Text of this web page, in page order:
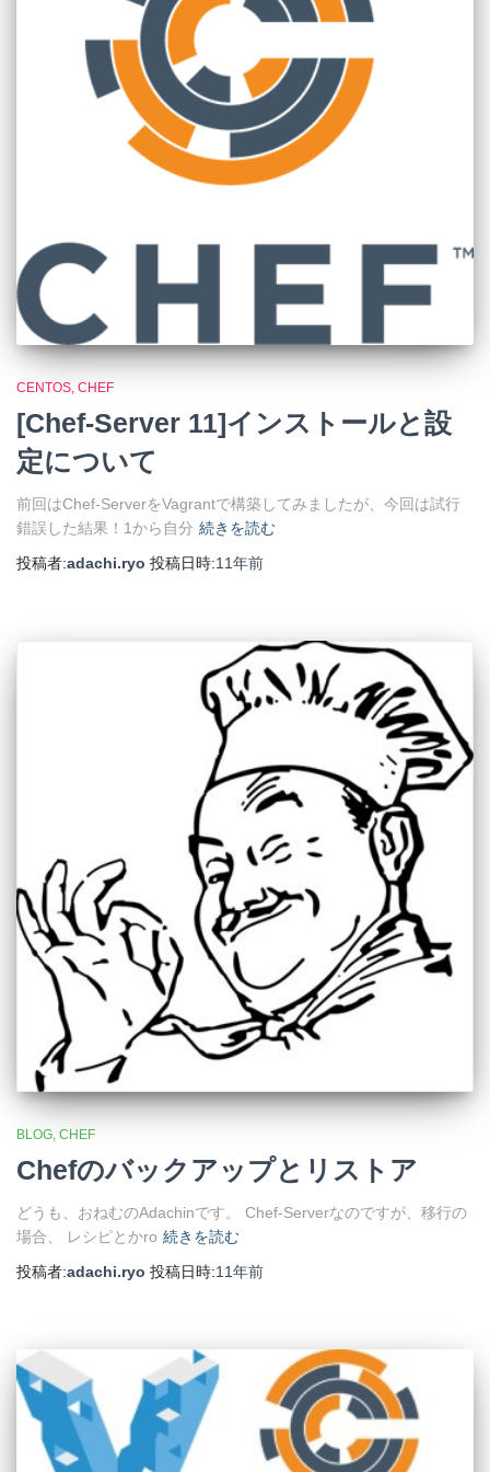
CENTOS CHEF
[Chef-Server 11]インストールと設
定について
前回はChef-ServerをVagrantで構築してみましたが、今回は試行
錯誤した結果！1から自分 続きを読む
投稿者:adachi.ryo 投稿日時:11年前
BLOG CHEF
Chefのバックアップとリストア
どうも、おねむのAdachinです。 Chef-Serverなのですが、移行の
場合、 レシピとかro 続きを読む
投稿者:adachi.ryo 投稿日時:11年前